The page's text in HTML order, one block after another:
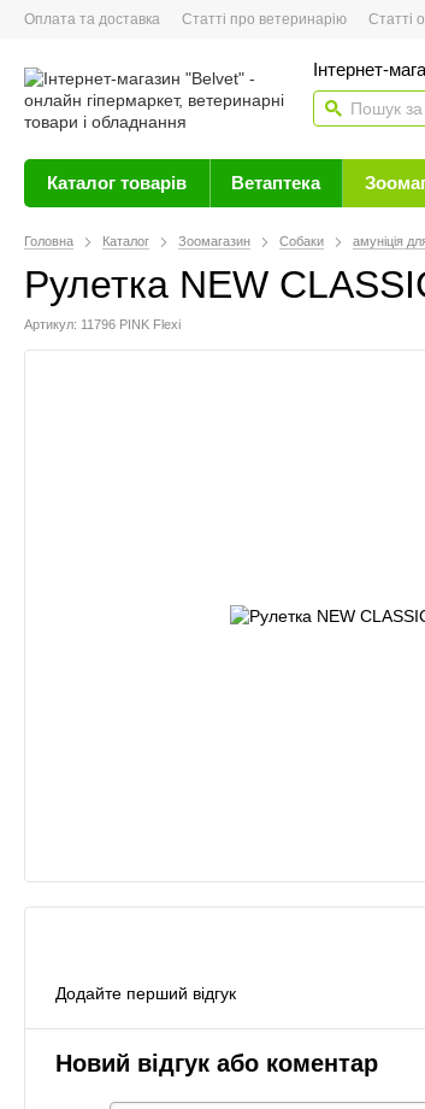
Оплата та доставка Статті про ветеринарію Статті
Інтернет-
Каталог товарів Ветаптека
Головна Каталог Зоомагазин Собаки амуніція
Рулетка NEW
Артикул: 11796 PINK Flexi
Додайте перший відгук
Новий відгук або коментар